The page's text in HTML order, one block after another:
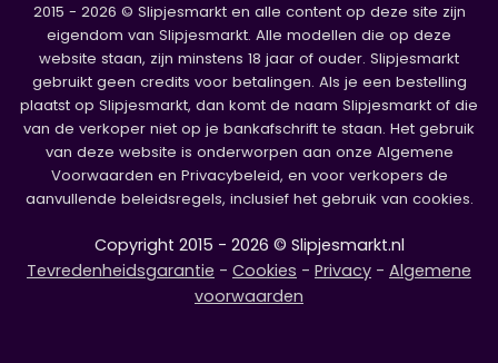
2015 - 2026 © Slipjesmarkt en alle content op deze site zijn
eigendom van Slipjesmarkt. Alle modellen die op deze
website staan, zijn minstens 18 jaar of ouder. Slipjesmarkt
gebruikt geen credits voor betalingen. Als je een bestelling
plaatst op Slipjesmarkt, dan komt de naam Slipjesmarkt of die
van de verkoper niet op je bankafschrift te staan. Het gebruik
van deze website is onderworpen aan onze Algemene
Voorwaarden en Privacybeleid, en voor verkopers de
aanvullende beleidsregels, inclusief het gebruik van cookies.
Copyright 2015 - 2026 © Slipjesmarkt.nl
Tevredenheidsgarantie - Cookies - Privacy - Algemene
voorwaarden